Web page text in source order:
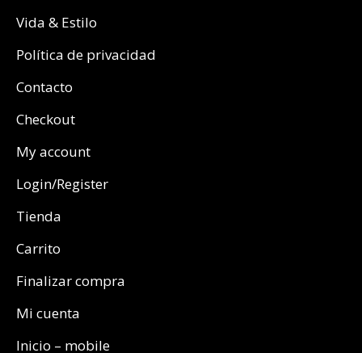
Vida & Estilo
Política de privacidad
Contacto
Checkout
My account
Login/Register
Tienda
Carrito
Finalizar compra
Mi cuenta
Inicio – mobile